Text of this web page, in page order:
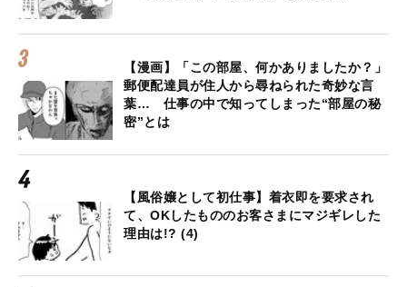
【漫画】「この部屋、何かありましたか？」
郵便配達員が住人から尋ねられた奇妙な言
葉… 仕事の中で知ってしまった“部屋の秘
密”とは
【風俗嬢として初仕事】着衣即を要求され
て、OKしたもののお客さまにマジギレした
理由は!? (4)